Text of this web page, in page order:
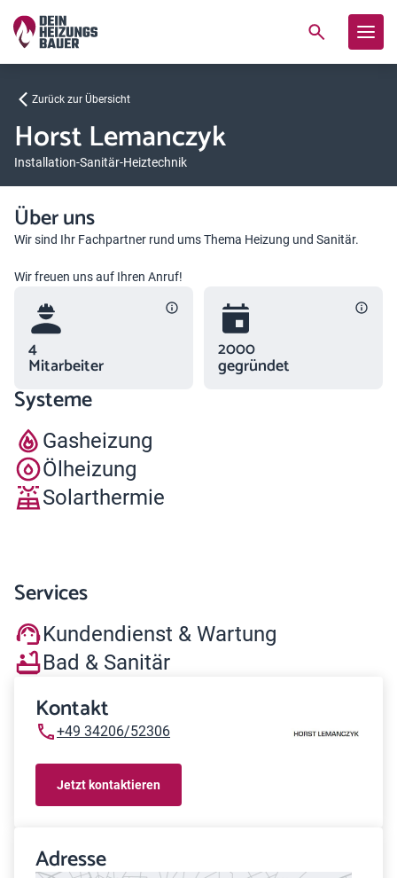
Zurück zur Übersicht
Horst Lemanczyk
Installation-Sanitär-Heiztechnik
Über uns
Wir sind Ihr Fachpartner rund ums Thema Heizung und Sanitär.
Wir freuen uns auf Ihren Anruf!
4
Mitarbeiter
2000
gegründet
Systeme
Gasheizung
Ölheizung
Solarthermie
Services
Kundendienst & Wartung
Bad & Sanitär
Kontakt
+49 34206/52306
Jetzt kontaktieren
Adresse